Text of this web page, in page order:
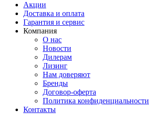
Акции
Доставка и оплата
Гарантия и сервис
Компания
О нас
Новости
Дилерам
Лизинг
Нам доверяют
Бренды
Договор-оферта
Политика конфиденциальности
Контакты